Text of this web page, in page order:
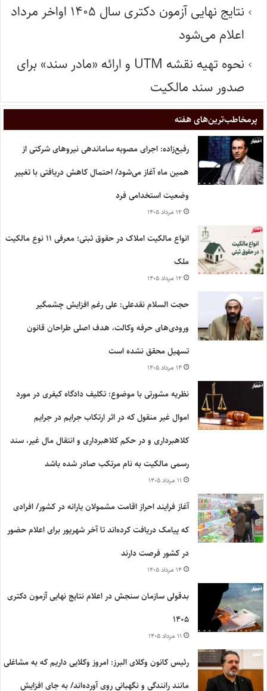
نتایج نهایی آزمون دکتری سال ۱۴۰۵ اواخر مرداد
اعلام می‌شود
نحوه تهیه نقشه UTM و ارائه «مادر سند» برای
صدور سند مالکیت
پر‌مخاطب‌ترین‌های هفته
رفیع‌زاده: اجرای مصوبه ساماندهی نیروهای شرکتی از
همین ماه آغاز می‌شود/ احتمال کاهش دریافتی با تغییر
وضعیت استخدامی فرد
۱۲ مرداد ۱۴۰۵
انواع مالکیت املاک در حقوق ثبتی؛ معرفی ۱۱ نوع مالکیت
ملک
۱۲ مرداد ۱۴۰۵
حجت السلام نقدعلی: علی رغم افزایش چشمگیر
ورودی‌های حرفه وکالت، هدف اصلی طراحان قانون
تسهیل محقق نشده است
۱۴ مرداد ۱۴۰۵
نظریه مشورتی با موضوع: تکلیف دادگاه کیفری در مورد
اموال غیر منقول که در اثر ارتکاب جرایم در جرایم
کلاهبرداری و در حکم کلاهبرداری و انتقال مال غیر، سند
رسمی مالکیت به نام مرتکب صادر شده باشد
۱۱ مرداد ۱۴۰۵
آغاز فرایند احراز اقامت مشمولان یارانه در کشور/ افرادی
که پیامک دریافت کرده‌اند تا آخر شهریور برای اعلام حضور
در کشور فرصت دارند
۱۴ مرداد ۱۴۰۵
بدقولی سازمان سنجش در اعلام نتایج نهایی آزمون دکتری
۱۴۰۵
۱۱ مرداد ۱۴۰۵
رئیس کانون وکلای البرز: امروز وکلایی داریم که به مشاغلی
مانند رانندگی و نگهبانی روی آورده‌اند/ به جای افزایش